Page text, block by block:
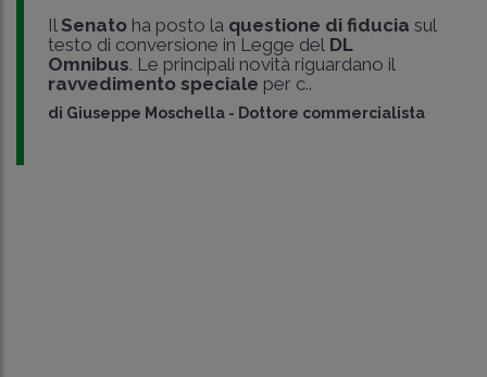
IlSenatoha posto la questione di fiducia sul
testo di conversione in Legge delDL
Omnibus. Le principali novità riguardano il
ravvedimento speciale per c..
di Giuseppe Moschella - Dottore commercialista